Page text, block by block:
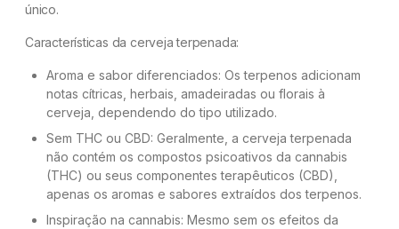
único.
Características da cerveja terpenada:
Aroma e sabor diferenciados: Os terpenos adicionam
notas cítricas, herbais, amadeiradas ou florais à
cerveja, dependendo do tipo utilizado.
Sem THC ou CBD: Geralmente, a cerveja terpenada
não contém os compostos psicoativos da cannabis
(THC) ou seus componentes terapêuticos (CBD),
apenas os aromas e sabores extraídos dos terpenos.
Inspiração na cannabis: Mesmo sem os efeitos da